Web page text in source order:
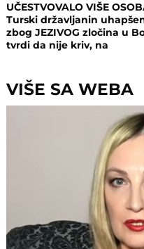
UČESTVOVALO VIŠE
Turski državljanin
zbog JEZIVOG zločina u
tvrdi da nije kriv, na
odnosu bili
VIŠE SA WEBA